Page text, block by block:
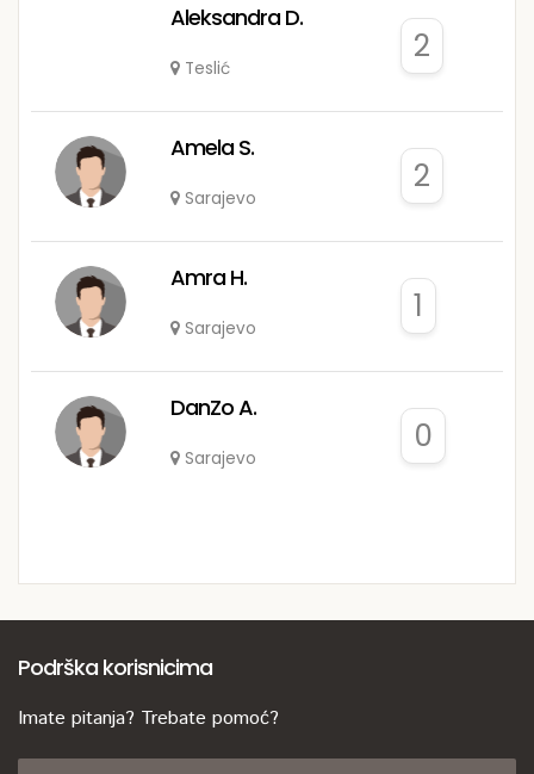
Aleksandra D.
Teslić
2
Amela S.
Sarajevo
2
Amra H.
Sarajevo
1
DanZo A.
Sarajevo
0
Podrška korisnicima
Imate pitanja? Trebate pomoć?